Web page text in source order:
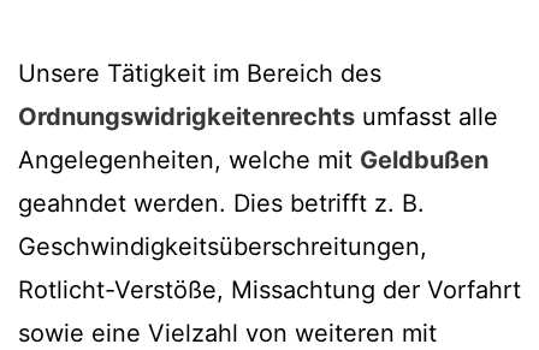
Unsere Tätigkeit im Bereich des
Ordnungswidrigkeitenrechts umfasst alle
Angelegenheiten, welche mit Geldbußen
geahndet werden. Dies betrifft z. B.
Geschwindigkeitsüberschreitungen,
Rotlicht-Verstöße, Missachtung der Vorfahrt
sowie eine Vielzahl von weiteren mit